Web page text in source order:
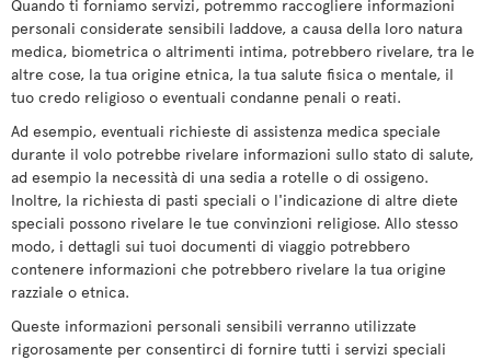
Quando ti forniamo servizi, potremmo raccogliere informazioni
personali considerate sensibili laddove, a causa della loro natura
medica, biometrica o altrimenti intima, potrebbero rivelare, tra le
altre cose, la tua origine etnica, la tua salute fisica o mentale, il
tuo credo religioso o eventuali condanne penali o reati.
Ad esempio, eventuali richieste di assistenza medica speciale
durante il volo potrebbe rivelare informazioni sullo stato di salute,
ad esempio la necessità di una sedia a rotelle o di ossigeno.
Inoltre, la richiesta di pasti speciali o l'indicazione di altre diete
speciali possono rivelare le tue convinzioni religiose. Allo stesso
modo, i dettagli sui tuoi documenti di viaggio potrebbero
contenere informazioni che potrebbero rivelare la tua origine
razziale o etnica.
Queste informazioni personali sensibili verranno utilizzate
rigorosamente per consentirci di fornire tutti i servizi speciali